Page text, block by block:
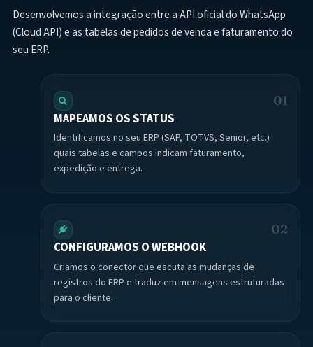
Desenvolvemos a integração entre a API oficial do WhatsApp
(Cloud API) e as tabelas de pedidos de venda e faturamento do
seu ERP.
01
MAPEAMOS OS STATUS
Identificamos no seu ERP (SAP, TOTVS, Senior, etc.)
quais tabelas e campos indicam faturamento,
expedição e entrega.
02
CONFIGURAMOS O WEBHOOK
Criamos o conector que escuta as mudanças de
registros do ERP e traduz em mensagens estruturadas
para o cliente.